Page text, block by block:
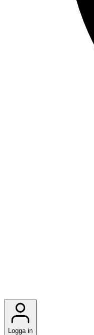
Logga in